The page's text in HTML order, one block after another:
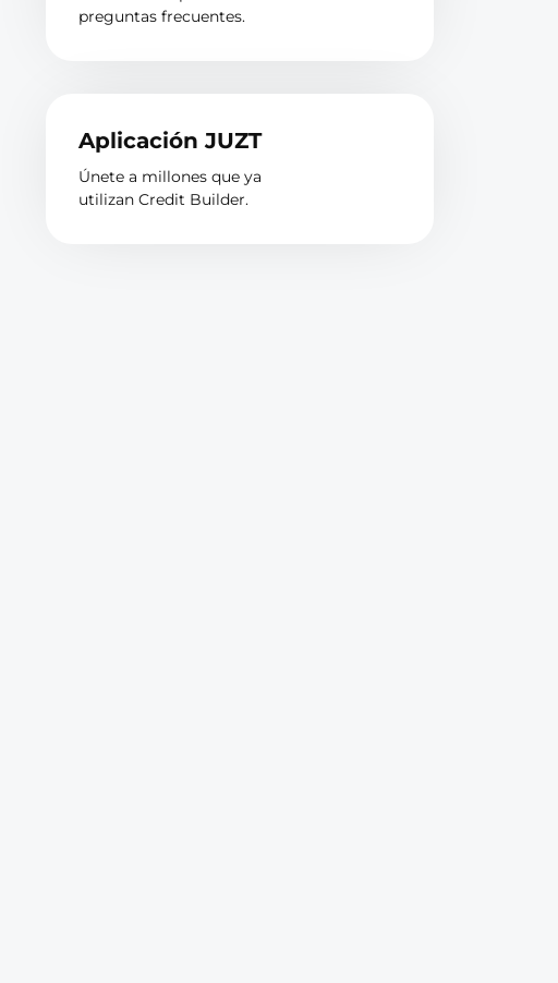
preguntas frecuentes.
Aplicación JUZT
Únete a millones que ya
utilizan Credit Builder.